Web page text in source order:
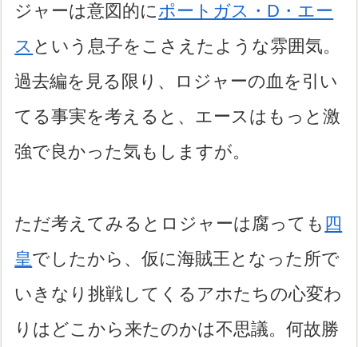
ジャーは意図的にポートガス・D・エー
ス という息子をこさえたような雰囲気。
過去編を見る限り、ロジャーの血を引い
てる事実を考えると、エースはもっと激
強で良かった気もしますが。
ただ考えてみるとロジャーは腐っても 四
皇でしたから、仮に海賊王となった所で
いきなり挑戦してくるアホたちの心変わ
りはどこから来たのかは不思議。何故勝